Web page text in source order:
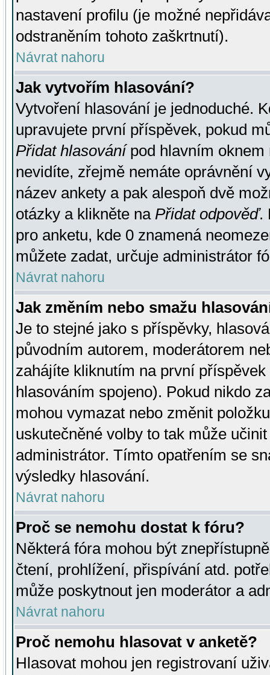
nastavení profilu (je možné
odstraněním tohoto zaškrtnutí).
Návrat nahoru
Jak vytvořím hlasování?
Vytvoření hlasování je jednoduché.
upravujete první příspěvek, pokud
Přidat hlasovánípod hlavním oknem
nevidíte, zřejmě nemáte oprávnění
název ankety a pak alespoň dvě
otázky a klikněte na Přidat odpověď.
pro anketu, kde 0 znamená
můžete zadat, určuje administrátor
Návrat nahoru
Jak změním nebo smažu
Je to stejné jako s příspěvky,
původním autorem, moderátorem
zahájíte kliknutím na první
hlasováním spojeno). Pokud nikdo
mohou vymazat nebo změnit
uskutečněné volby to tak může
administrátor. Tímto opatřením se
výsledky hlasování.
Návrat nahoru
Proč se nemohu dostat k fóru?
Některá fóra mohou být
čtení, prohlížení, přispívání atd.
může poskytnout jen moderátor a
Návrat nahoru
Proč nemohu hlasovat v anketě?
Hlasovat mohou jen registrovaní